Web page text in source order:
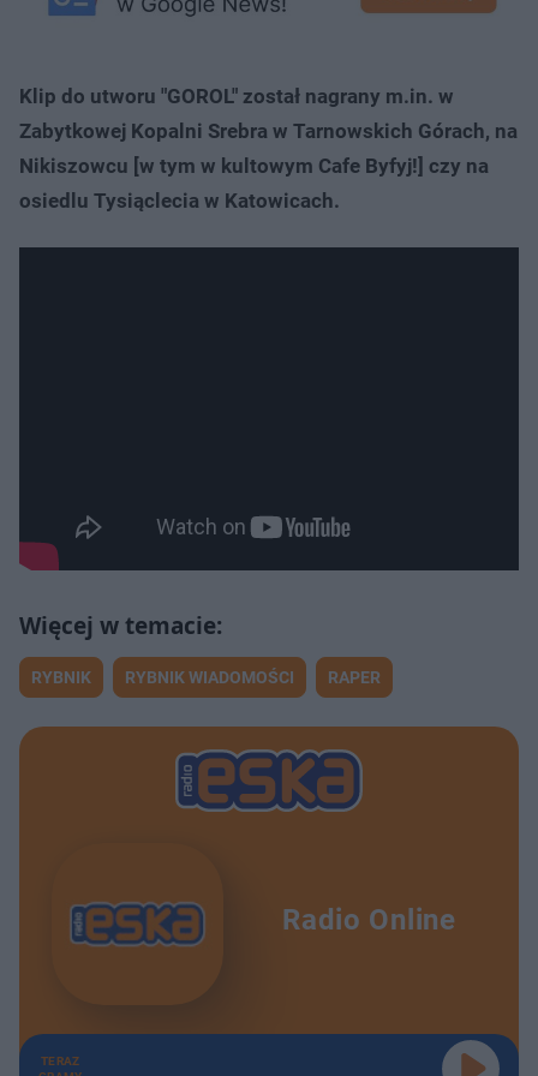
Klip do utworu "GOROL" został nagrany m.in. w
Zabytkowej Kopalni Srebra w Tarnowskich Górach, na
Nikiszowcu [w tym w kultowym Cafe Byfyj!] czy na
osiedlu Tysiąclecia w Katowicach.
RYBNIK RYBNIK WIADOMOŚCI RAPER
Radio Online
TERAZ